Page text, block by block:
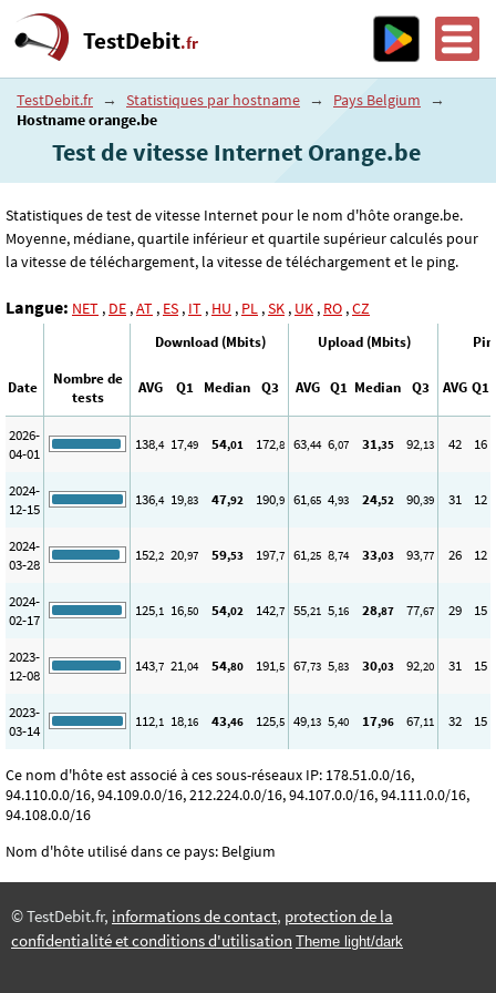
TestDebit.fr
TestDebit.fr → Statistiques par hostname → Pays Belgium
→
Hostname orange.be
Test de vitesse Internet Orange.be
Statistiques de test de vitesse Internet pour le nom d'hôte orange.be.
Moyenne, médiane, quartile inférieur et quartile supérieur calculés pour
la vitesse de téléchargement, la vitesse de téléchargement et le ping.
Langue: NET , DE ,AT , ES , IT , HU , PL ,SK , UK , RO ,CZ
Download (Mbits) Upload (Mbits)
Date
Nombre de
tests
AVG Q1 Median Q3 AVG Q1 Median Q3 AVG Q1
2026-
04-01
138,4 17,49 54,01 172,8 63,44 6,07 31,35 92,13 42 16
2024-
12-15
136,4 19,83 47,92 190,9 61,65 4,93 24,52 90,39 31 12
2024-
03-28
152,2 20,97 59,53 197,7 61,25 8,74 33,03 93,77 26 12
2024-
02-17
125,1 16,50 54,02 142,7 55,21 5,16 28,87 77,67 29 15
2023-
12-08
143,7 21,04 54,80 191,5 67,73 5,83 30,03 92,20 31 15
2023-
03-14
112,1 18,16 43,46 125,5 49,13 5,40 17,96 67,11 32 15
Ce nom d'hôte est associé à ces sous-réseaux IP: 178.51.0.0/16,
94.110.0.0/16, 94.109.0.0/16, 212.224.0.0/16, 94.107.0.0/16, 94.111.0.0/16,
94.108.0.0/16
Nom d'hôte utilisé dans ce pays: Belgium
© TestDebit.fr, informations de contact, protection de la
confidentialité et conditions d'utilisation Theme light/dark